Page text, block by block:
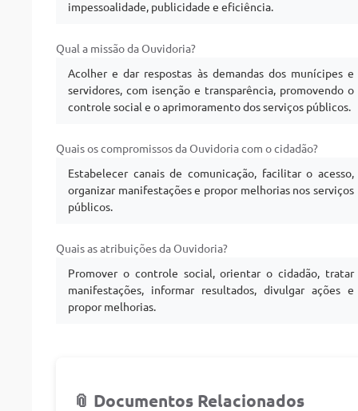
impessoalidade, publicidade e eficiência.
Qual a missão da Ouvidoria?
Acolher e dar respostas às demandas dos munícipes e
servidores, com isenção e transparência, promovendo o
controle social e o aprimoramento dos serviços públicos.
Quais os compromissos da Ouvidoria com o cidadão?
Estabelecer canais de comunicação, facilitar o acesso,
organizar manifestações e propor melhorias nos serviços
públicos.
Quais as atribuições da Ouvidoria?
Promover o controle social, orientar o cidadão, tratar
manifestações, informar resultados, divulgar ações e
propor melhorias.
📎 Documentos Relacionados